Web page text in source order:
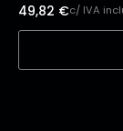
49,82 €c/ IVA